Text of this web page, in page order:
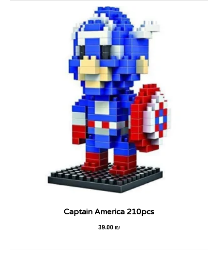
Captain America 210pcs
39.00 ₪